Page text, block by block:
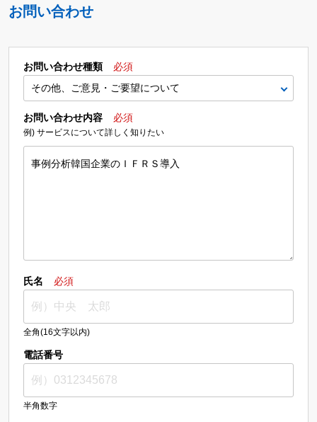
お問い合わせ
お問い合わせ種類 必須
お問い合わせ内容 必須
例) サービスについて詳しく知りたい
氏名 必須
全角(16文字以内)
電話番号
半角数字